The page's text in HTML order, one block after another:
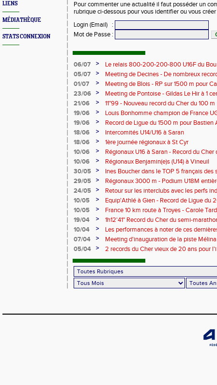
LIENS
MÉDIATHÈQUE
STATS CONNEXION
Pour commenter une actualité il faut posséder un
rubrique ci-dessous pour vous identifier ou vous
Login (Email)
:
Mot de Passe :
06/07 >
Le relais 800-200-200-800 U16F du
champion de France
05/07 >
Meeting de Decines - De nombreux
01/07
>
Meeting de Blois - RP sur 1500 m pour
23/06
>
Meeting de Pontoise - Gildas Le Hir à 1
Cher sur 800 m
21/06 >
11"99 - Nouveau record du Cher du 100
19/06
>
Louis Bonhomme champion de France
5'45"83
19/06 >
Record de Ligue du 1500 m pour
18/06
>
Intercomités U14/U16 à Saran
18/06
>
1ère journée régionaux à St Cyr
10/06
>
Régionaux U16 à Saran - Record du
Bonhomme - 2'38"80
10/06 >
Régionaux Benjamin(e)s (U14) à Vineuil
30/05
>
Ines Boucher dans le TOP 5 français des
29/05
>
Régionaux 3000 m - Podium U18M
24/05
>
Retour sur les interclubs avec les perfs
10/05
>
Equip'Athlé à Gien - Record de Ligue du
Picy en 6'33"53
10/05 >
France 10 km route à Troyes - Carole
19/04
>
1h12'41" Record du Cher du semi-
10/04
>
Les performances à noter de ces
07/04
>
Meeting d'inauguration de la piste
05/04
>
2 records du Cher vieux de 20 ans pour